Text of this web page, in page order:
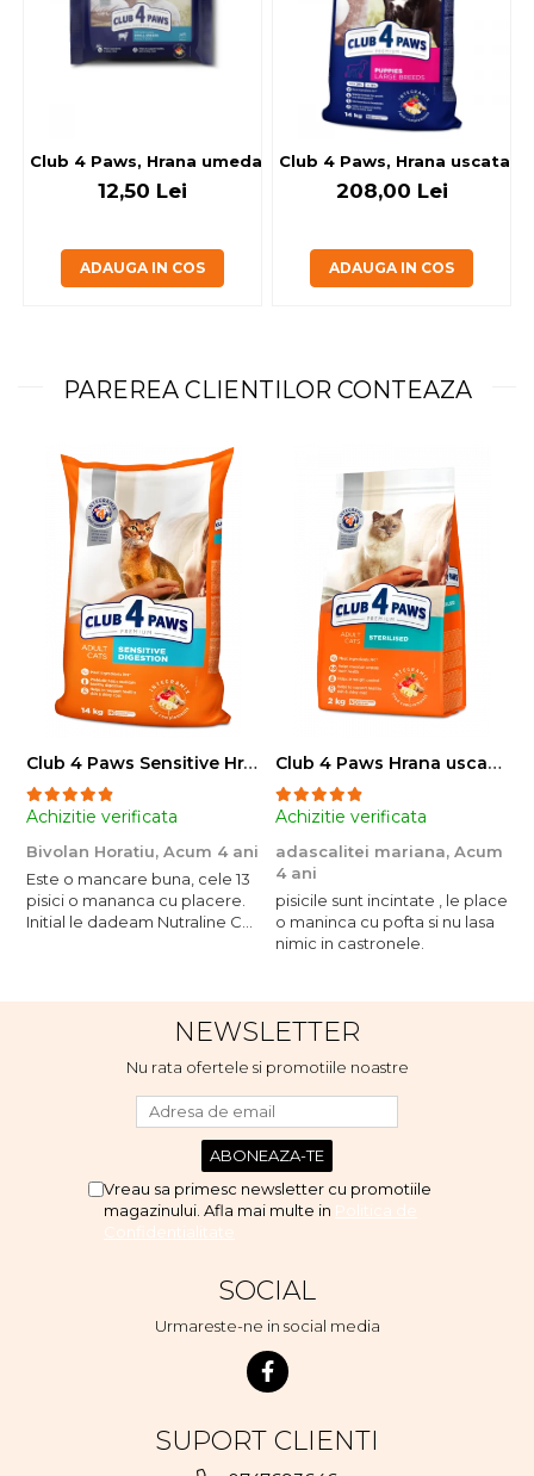
Club 4 Paws, Hrana umeda caini - cu miel, set 5+1, 6x80 g
12,50 Lei
ADAUGA IN COS
Club 4 Paws, Hrana uscata
208,00 Lei
ADAUGA IN COS
PAREREA CLIENTILOR CONTEAZA
Club 4 Paws Sensitive Hrana uscata pisici adulte, 14kg
Achizitie verificata
Bivolan Horatiu, Acum 4 ani
Este o mancare buna, cele 13
pisici o mananca cu placere.
Initial le dadeam Nutraline Cat
evita, nu o mananca cu
placere. Eu sunt multumit si
Club 4 Paws Hrana uscata pisici sterilizate, 2kg
Achizitie verificata
adascalitei mariana, Acum
4 ani
pisicile sunt incintate , le place
o maninca cu pofta si nu lasa
nimic in castronele.
NEWSLETTER
Nu rata ofertele si promotiile noastre
Vreau sa primesc newsletter cu promotiile
magazinului. Afla mai multe in Politica de
Confidentialitate
SOCIAL
Urmareste-ne in social media
SUPORT CLIENTI